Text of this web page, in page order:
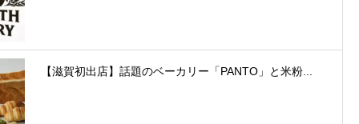
【滋賀初出店】話題のベーカリー「PANTO」と米粉...